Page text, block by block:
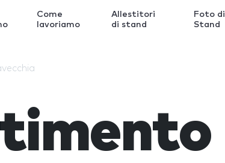
Come
lavoriamo
Allestitori
di stand
Foto di
Stand